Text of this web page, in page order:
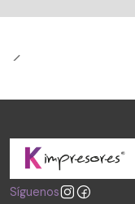
Síguenos